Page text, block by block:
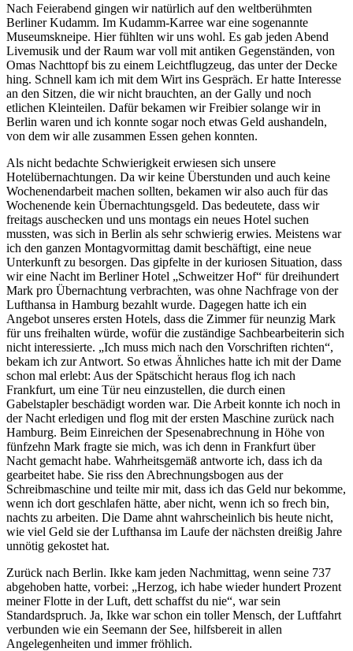
Nach Feierabend gingen wir natürlich auf den weltberühmten
Berliner Kudamm. Im Kudamm-Karree war eine sogenannte
Museumskneipe. Hier fühlten wir uns wohl. Es gab jeden Abend
Livemusik und der Raum war voll mit antiken Gegenständen, von
Omas Nachttopf bis zu einem Leichtflugzeug, das unter der Decke
hing. Schnell kam ich mit dem Wirt ins Gespräch. Er hatte Interesse
an den Sitzen, die wir nicht brauchten, an der Gally und noch
etlichen Kleinteilen. Dafür bekamen wir Freibier solange wir in
Berlin waren und ich konnte sogar noch etwas Geld aushandeln,
von dem wir alle zusammen Essen gehen konnten.
Als nicht bedachte Schwierigkeit erwiesen sich unsere
Hotelübernachtungen. Da wir keine Überstunden und auch keine
Wochenendarbeit machen sollten, bekamen wir also auch für das
Wochenende kein Übernachtungsgeld. Das bedeutete, dass wir
freitags auschecken und uns montags ein neues Hotel suchen
mussten, was sich in Berlin als sehr schwierig erwies. Meistens war
ich den ganzen Montagvormittag damit beschäftigt, eine neue
Unterkunft zu besorgen. Das gipfelte in der kuriosen Situation, dass
wir eine Nacht im Berliner Hotel
Schweitzer Hof
für dreihundert
Mark pro Übernachtung verbrachten, was ohne Nachfrage von der
Lufthansa in Hamburg bezahlt wurde. Dagegen hatte ich ein
Angebot unseres ersten Hotels, dass die Zimmer für neunzig Mark
für uns freihalten würde, wofür die zuständige Sachbearbeiterin sich
nicht interessierte.
Ich muss mich nach den Vorschriften richten ,
bekam ich zur Antwort. So etwas Ähnliches hatte ich mit der Dame
schon mal erlebt: Aus der Spätschicht heraus flog ich nach
Frankfurt, um eine Tür neu einzustellen, die durch einen
Gabelstapler beschädigt worden war. Die Arbeit konnte ich noch in
der Nacht erledigen und flog mit der ersten Maschine zurück nach
Hamburg. Beim Einreichen der Spesenabrechnung in Höhe von
fünfzehn Mark fragte sie mich, was ich denn in Frankfurt über
Nacht gemacht habe. Wahrheitsgemäß antworte ich, dass ich da
gearbeitet habe. Sie riss den Abrechnungsbogen aus der
Schreibmaschine und teilte mir mit, dass ich das Geld nur bekomme,
wenn ich dort geschlafen hätte, aber nicht, wenn ich so frech bin,
nachts zu arbeiten. Die Dame ahnt wahrscheinlich bis heute nicht,
wie viel Geld sie der Lufthansa im Laufe der nächsten dreißig Jahre
unnötig gekostet hat.
Zurück nach Berlin. Ikke kam jeden Nachmittag, wenn seine 737
abgehoben hatte, vorbei:
Herzog, ich habe wieder hundert Prozent
meiner Flotte in der Luft, dett schaffst du nie , war sein
Standardspruch. Ja, Ikke war schon ein toller Mensch, der Luftfahrt
verbunden wie ein Seemann der See, hilfsbereit in allen
Angelegenheiten und immer fröhlich.